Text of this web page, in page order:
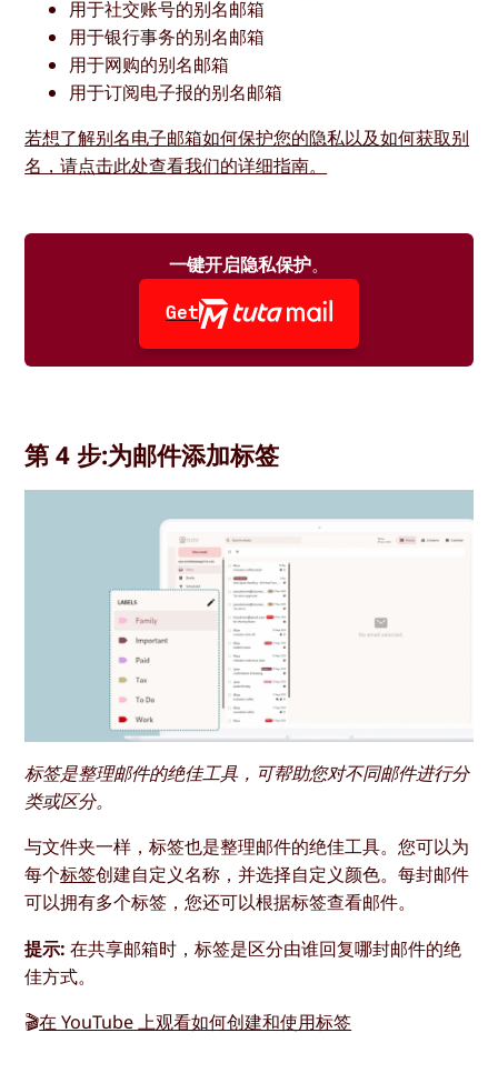
用于社交账号的别名邮箱
用于银行事务的别名邮箱
用于网购的别名邮箱
用于订阅电子报的别名邮箱
若想了解别名电子邮箱如何保护您的隐私以及如何获取别
名，请点击此处查看我们的详细指南。
一键开启隐私保护。
Get
第 4 步:为邮件添加标签
标签是整理邮件的绝佳工具，可帮助您对不同邮件进行分
类或区分。
与文件夹一样，标签也是整理邮件的绝佳工具。您可以为
每个标签创建自定义名称，并选择自定义颜色。每封邮件
可以拥有多个标签，您还可以根据标签查看邮件。
提示: 在共享邮箱时，标签是区分由谁回复哪封邮件的绝
佳方式。
🎬在 YouTube 上观看如何创建和使用标签